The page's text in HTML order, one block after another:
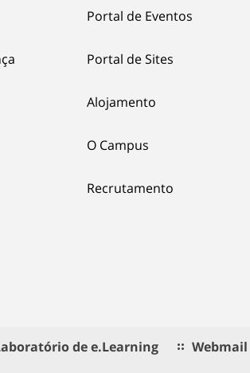
Portal de Eventos
Portal de Sites
Alojamento
O Campus
Recrutamento
de e.Learning Webmail